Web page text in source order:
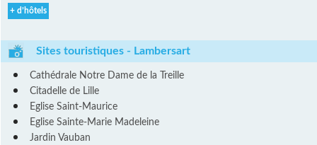
+ d’hôtels
Sites touristiques - Lambersart
Cathédrale Notre Dame de la Treille
Citadelle de Lille
Eglise Saint-Maurice
Eglise Sainte-Marie Madeleine
Jardin Vauban